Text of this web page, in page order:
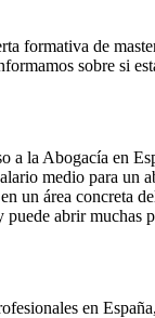
formativa de
sobre si
la Abogacía en
medio para un
un área
abrir muchas
en